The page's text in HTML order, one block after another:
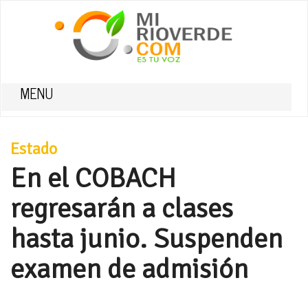
MENU
Estado
En el COBACH
regresarán a clases
hasta junio. Suspenden
examen de admisión